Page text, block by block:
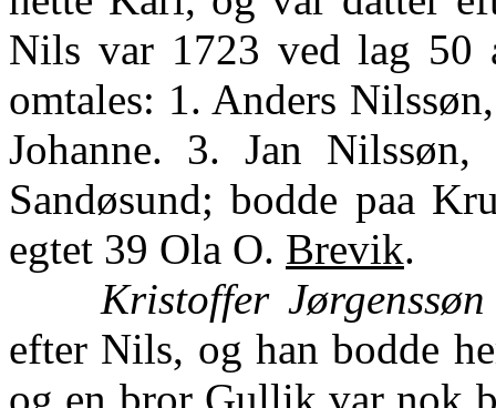
Nils var 1723 ved lag
omtales: 1. Anders
Johanne. 3. Jan
Sandøsund; bodde paa
egtet 39 Ola O. Brevik.
Kristoffer Jørgenssøn
efter Nils, og han bodde
og en bror Gullik var nok